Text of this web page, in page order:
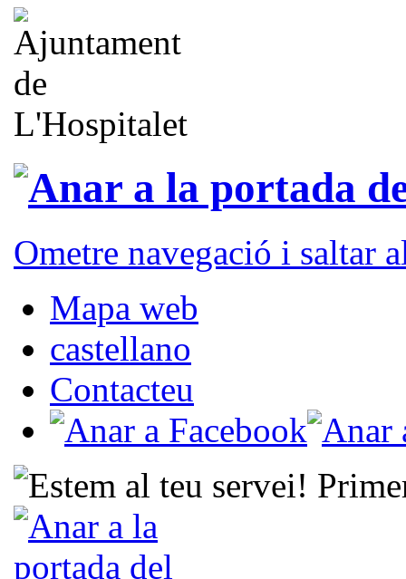
Ometre navegació i saltar
Mapa web
castellano
Contacteu